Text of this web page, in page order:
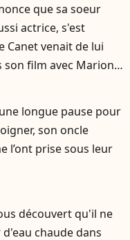
que sa soeur
actrice, s'est
Canet venait de lui
film avec Marion
longue pause pour
son oncle
l’ont prise sous leur
découvert qu'il ne
chaude dans